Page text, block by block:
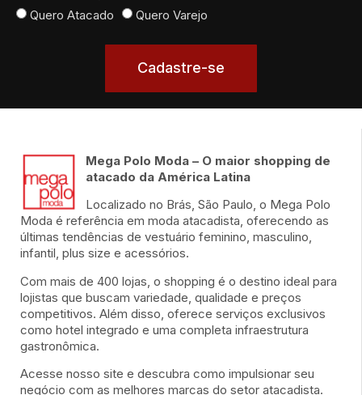
Quero Atacado Quero Varejo
Cadastre-se
Mega Polo Moda – O maior shopping de
atacado da América Latina
Localizado no Brás, São Paulo, o Mega Polo
Moda é referência em moda atacadista, oferecendo as
últimas tendências de vestuário feminino, masculino,
infantil, plus size e acessórios.
Com mais de 400 lojas, o shopping é o destino ideal para
lojistas que buscam variedade, qualidade e preços
competitivos. Além disso, oferece serviços exclusivos
como hotel integrado e uma completa infraestrutura
gastronômica.
Acesse nosso site e descubra como impulsionar seu
negócio com as melhores marcas do setor atacadista.